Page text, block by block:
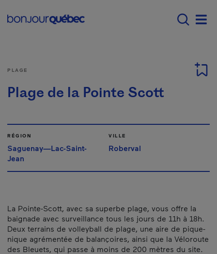
Main navigation -
PLAGE
Plage de la Pointe Scott
RÉGION
Saguenay—Lac-Saint-
Jean
VILLE
Roberval
La Pointe-Scott, avec sa superbe plage, vous offre la
baignade avec surveillance tous les jours de 11h à 18h.
Deux terrains de volleyball de plage, une aire de pique-
nique agrémentée de balançoires, ainsi que la Véloroute
des Bleuets, qui passe à moins de 200 mètres du site.